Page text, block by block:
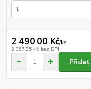
2 490,00 Kč/ks
2 057,85 Kč bez DPH